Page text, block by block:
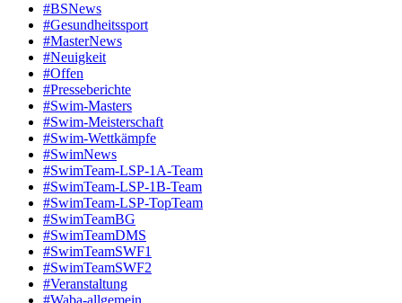
#BSNews
#Gesundheitssport
#MasterNews
#Neuigkeit
#Offen
#Presse­berichte
#Swim-Masters
#Swim-Meister­schaft
#Swim-Wett­kämpfe
#SwimNews
#SwimTeam-LSP-1A-Team
#SwimTeam-LSP-1B-Team
#SwimTeam-LSP-TopTeam
#SwimTeamBG
#SwimTeamDMS
#SwimTeamSWF1
#SwimTeamSWF2
#Veranstaltung